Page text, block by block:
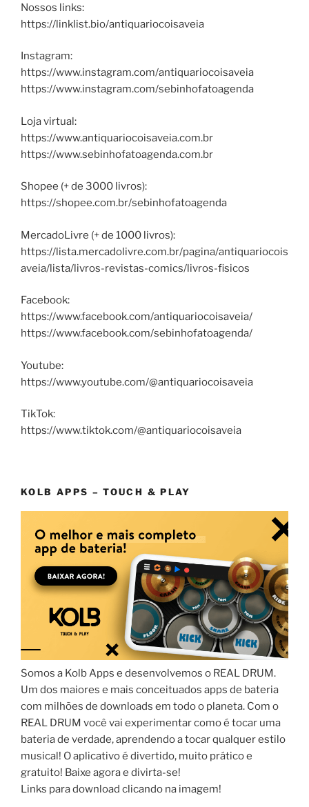
Nossos links:
https://linklist.bio/antiquariocoisaveia
Instagram:
https://www.instagram.com/antiquariocoisaveia
https://www.instagram.com/sebinhofatoagenda
Loja virtual:
https://www.antiquariocoisaveia.com.br
https://www.sebinhofatoagenda.com.br
Shopee (+ de 3000 livros):
https://shopee.com.br/sebinhofatoagenda
MercadoLivre (+ de 1000 livros):
https://lista.mercadolivre.com.br/pagina/antiquariocois
aveia/lista/livros-revistas-comics/livros-fisicos
Facebook:
https://www.facebook.com/antiquariocoisaveia/
https://www.facebook.com/sebinhofatoagenda/
Youtube:
https://www.youtube.com/@antiquariocoisaveia
TikTok:
https://www.tiktok.com/@antiquariocoisaveia
KOLB APPS – TOUCH & PLAY
Somos a Kolb Apps e desenvolvemos o REAL DRUM.
Um dos maiores e mais conceituados apps de bateria
com milhões de downloads em todo o planeta. Com o
REAL DRUM você vai experimentar como é tocar uma
bateria de verdade, aprendendo a tocar qualquer estilo
musical! O aplicativo é divertido, muito prático e
gratuito! Baixe agora e divirta-se!
Links para download clicando na imagem!